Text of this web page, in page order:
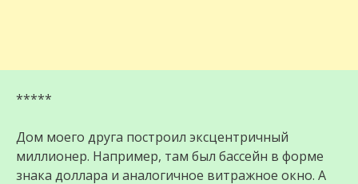
*****
Дом моего друга построил эксцентричный
миллионер. Например, там был бассейн в форме
знака доллара и аналогичное витражное окно. А